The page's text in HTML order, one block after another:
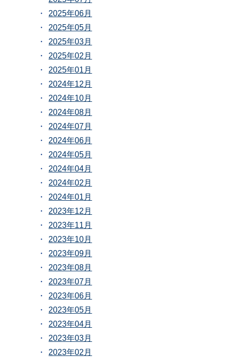
2025年06月
2025年05月
2025年03月
2025年02月
2025年01月
2024年12月
2024年10月
2024年08月
2024年07月
2024年06月
2024年05月
2024年04月
2024年02月
2024年01月
2023年12月
2023年11月
2023年10月
2023年09月
2023年08月
2023年07月
2023年06月
2023年05月
2023年04月
2023年03月
2023年02月